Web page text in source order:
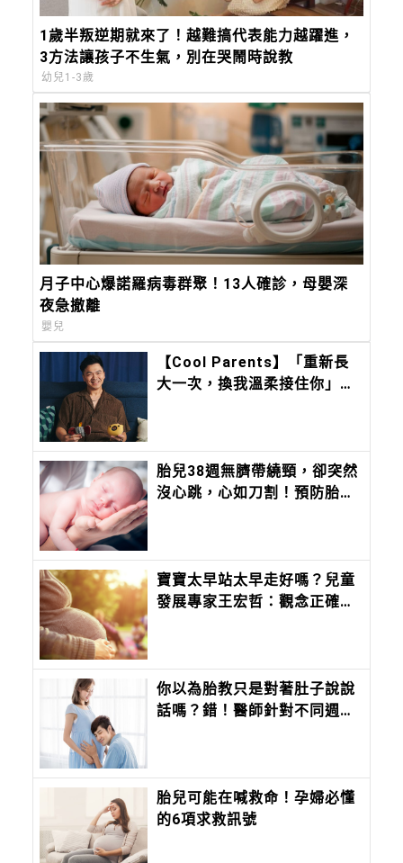
1歲半叛逆期就來了！越難搞代表能力越躍進，
3方法讓孩子不生氣，別在哭鬧時說教
幼兒1-3歲
月子中心爆諾羅病毒群聚！13人確診，母嬰深
夜急撤離
嬰兒
【Cool Parents】「重新長
大一次，換我溫柔接住你」甜
城堡
胎兒38週無臍帶繞頸，卻突然
沒心跳，心如刀割！預防胎死
寶寶太早站太早走好嗎？兒童
發展專家王宏哲：觀念正確才
你以為胎教只是對著肚子說說
話嗎？錯！醫師針對不同週數
胎兒可能在喊救命！孕婦必懂
的6項求救訊號